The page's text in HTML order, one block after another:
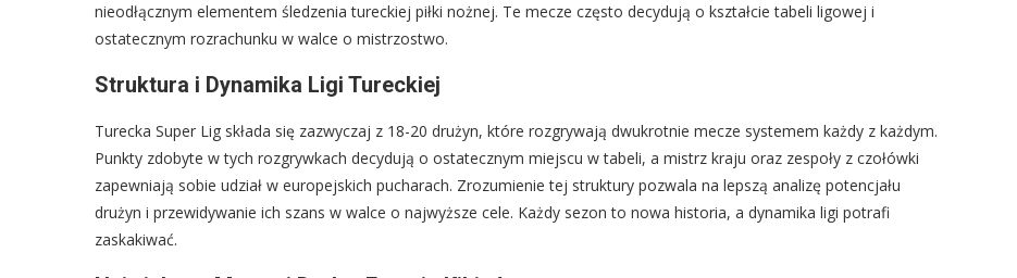
nieodłącznym elementem śledzenia tureckiej piłki nożnej. Te mecze często decydują o kształcie tabeli ligowej i
ostatecznym rozrachunku w walce o mistrzostwo.
Struktura i Dynamika Ligi Tureckiej
Turecka Super Lig składa się zazwyczaj z 18-20 drużyn, które rozgrywają dwukrotnie mecze systemem każdy z każdym.
Punkty zdobyte w tych rozgrywkach decydują o ostatecznym miejscu w tabeli, a mistrz kraju oraz zespoły z czołówki
zapewniają sobie udział w europejskich pucharach. Zrozumienie tej struktury pozwala na lepszą analizę potencjału
drużyn i przewidywanie ich szans w walce o najwyższe cele. Każdy sezon to nowa historia, a dynamika ligi potrafi
zaskakiwać.